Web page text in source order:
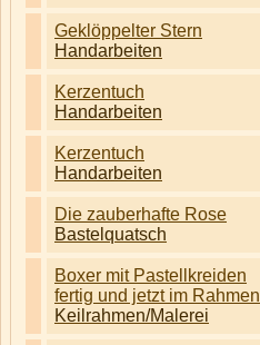
Geklöppelter Stern
Handarbeiten
Kerzentuch
Handarbeiten
Kerzentuch
Handarbeiten
Die zauberhafte Rose
Bastelquatsch
Boxer mit Pastellkreiden
fertig und jetzt im Rahmen
Keilrahmen/Malerei